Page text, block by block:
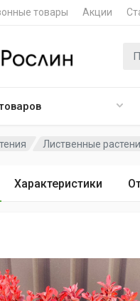
товары Акции
Лиственные
Характеристики